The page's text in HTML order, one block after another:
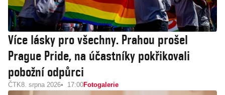
Více lásky pro všechny. Prahou prošel
Prague Pride, na účastníky pokřikovali
pobožní odpůrci
ČTK8. srpna 2026 17:00Fotogalerie